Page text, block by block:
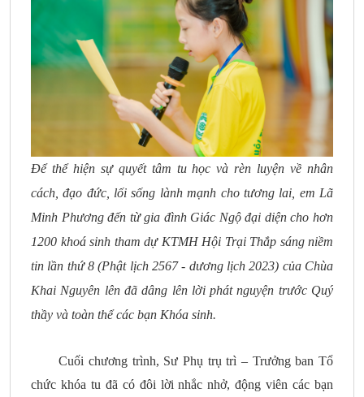
Để thể hiện sự quyết tâm tu học và rèn luyện về nhân
cách, đạo đức, lối sống lành mạnh cho tương lai, em Lã
Minh Phương đến từ gia đình Giác Ngộ đại diện cho hơn
1200 khoá sinh tham dự KTMH Hội Trại Thắp sáng niềm
tin lần thứ 8(Phật lịch 2567- dương lịch 2023) của Chùa
Khai Nguyên lên đã dâng lên lời phát nguyện trước Quý
thầy và toàn thể các bạn Khóa sinh.
Cuối chương trình, Sư Phụ trụ trì – Trưởng ban Tổ
chức khóa tu đã có đôi lời nhắc nhở, động viên các bạn